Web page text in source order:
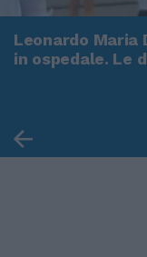
Leonardo Maria
in ospedale. Le